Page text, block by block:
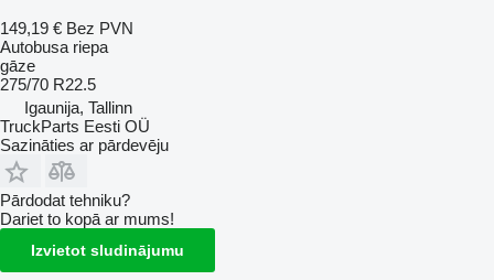
149,19 € Bez PVN
Autobusa riepa
gāze
275/70 R22.5
Igaunija, Tallinn
TruckParts Eesti OÜ
Sazināties ar pārdevēju
Pārdodat tehniku?
Dariet to kopā ar mums!
Izvietot sludinājumu